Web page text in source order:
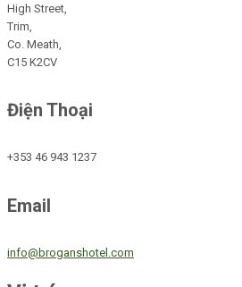
High Street,
Trim,
Co. Meath,
C15 K2CV
Điện Thoại
+353 46 943 1237
Email
info@broganshotel.com